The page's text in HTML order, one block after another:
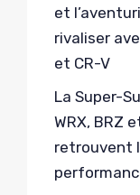
et
rivaliser
et CR-V
La Super-
WRX, BRZ
retrouvent